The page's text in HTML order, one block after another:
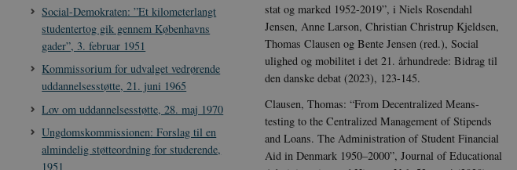
Social-Demokraten: ”Et kilometerlangt
studentertog gik gennem Københavns
gader”, 3. februar 1951
Kommissorium for udvalget vedrørende
uddannelsesstøtte, 21. juni 1965
Lov om uddannelsesstøtte, 28. maj 1970
Ungdomskommissionen: Forslag til en
almindelig støtteordning for studerende,
1951
stat og marked 1952-2019”, i Niels Rosendahl
Jensen, Anne Larson, Christian Christrup Kjeldsen,
Thomas Clausen og Bente Jensen (red.), Social
ulighed og mobilitet i det 21. århundrede: Bidrag til
den danske debat (2023), 123-145.
Clausen, Thomas: “From Decentralized Means-
testing to the Centralized Management of Stipends
and Loans. The Administration of Student Financial
Aid in Denmark 1950–2000”, Journal of Educational